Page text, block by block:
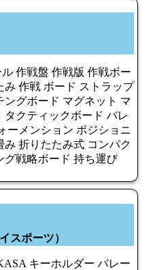
作戦盤 作戦版 作戦ボー
み 作戦 ボード ストラップ
ングボード マグネット マ
タクティックボード バレ
ーメンション ポジショニ
み 折りたたみ式 コンパク
グ戦略ボード 持ち運び
スポーツ）
キーホルダー バレー